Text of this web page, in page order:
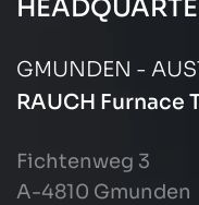
GMUNDEN -
RAUCH Furnace
Fichtenweg 3
A-4810 Gmunden